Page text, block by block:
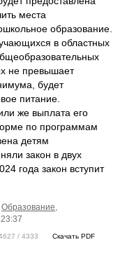
места
образование.
в областных
не превышает
будет
питание.
же выплата его
по программам
детям
закон в двух
года закон вступит
Образование
/ 4333 Скачать PDF